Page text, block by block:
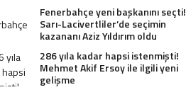
Fenerbahçe yeni başkanını seçti!
Sarı-Lacivertliler’de seçimin
kazananı Aziz Yıldırım oldu
286 yıla kadar hapsi istenmişti!
Mehmet Akif Ersoy ile ilgili yeni
gelişme